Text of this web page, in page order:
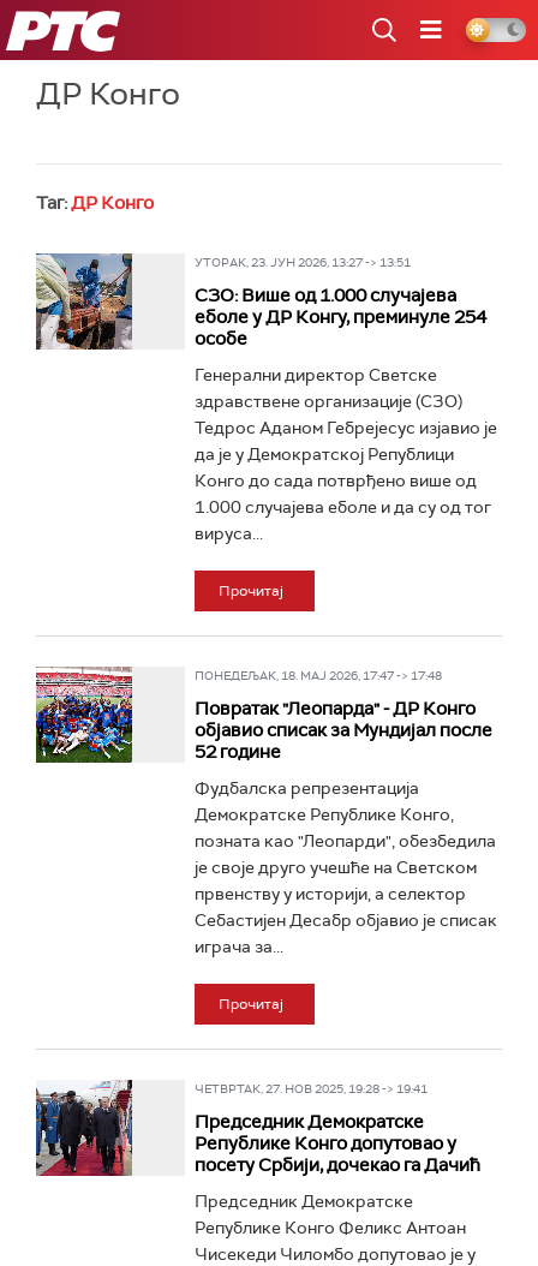
РТС
ДР Конго
Таг:ДР Конго
УТОРАК, 23. ЈУН 2026, 13:27 -> 13:51
СЗО: Више од 1.000 случајева
еболе у ДР Конгу, преминуле 254
особе
Генерални директор Светске
здравствене организације (СЗО)
Тедрос Аданом Гебрејесус изјавио је
да је у Демократској Републици
Конго до сада потврђено више од
1.000 случајева еболе и да су од тог
вируса...
Прочитај
ПОНЕДЕЉАК, 18. МАЈ 2026, 17:47 -> 17:48
Повратак "Леопарда" - ДР Конго
објавио списак за Мундијал после
52 године
Фудбалска репрезентација
Демократске Републике Конго,
позната као "Леопарди", обезбедила
је своје друго учешће на Светском
првенству у историји, а селектор
Себастијен Десабр објавио је списак
играча за...
Прочитај
ЧЕТВРТАК, 27. НОВ 2025, 19:28 -> 19:41
Председник Демократске
Републике Конго допутовао у
посету Србији, дочекао га Дачић
Председник Демократске
Републике Конго Феликс Антоан
Чисекеди Чиломбо допутовао је у